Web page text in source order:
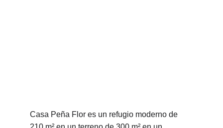
Casa Peña Flor es un refugio moderno de